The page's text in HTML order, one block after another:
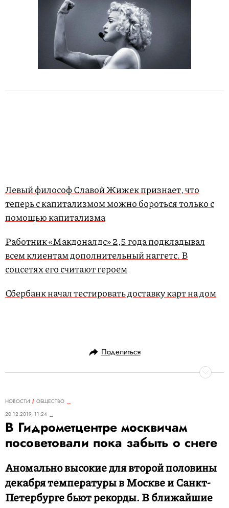
Левый философ Славой Жижек признает, что
теперь с капитализмом можно бороться только с
помощью капитализма
Работник «Макдоналдс» 2,5 года подкладывал
всем клиентам дополнительный наггетс. В
соцсетях его считают героем
Сбербанк начал тестировать доставку карт на дом
Поделиться
НОВОСТИ
ОБЩЕСТВО
20.12.2019, 11:24
В Гидрометцентре москвичам
посоветовали пока забыть о снеге
Аномально высокие для второй половины
декабря температуры в Москве и Санкт-
Петербурге бьют рекорды. В ближайшие